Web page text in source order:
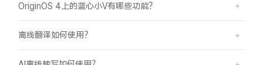
OriginOS 4上的蓝心小V有哪些功能？
离线翻译如何使用？